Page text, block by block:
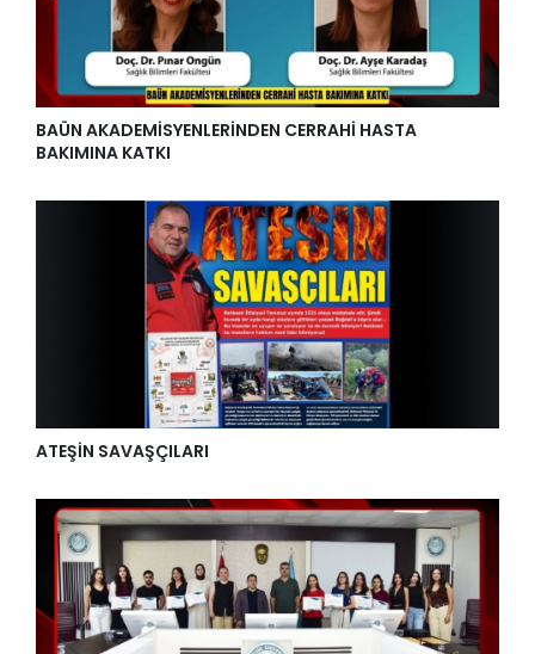
BAÜN AKADEMİSYENLERİNDEN CERRAHİ HASTA
BAKIMINA KATKI
ATEŞİN SAVAŞÇILARI